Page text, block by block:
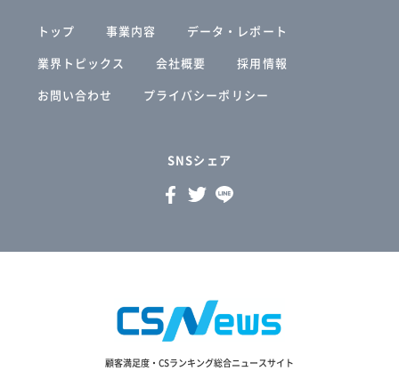
トップ 事業内容
データ・レポート
業界トピックス
会社概要
採用情報
お問い合わせ
プライバシーポリシー
SNSシェア
顧客満足度・CSランキング総合ニュースサイト